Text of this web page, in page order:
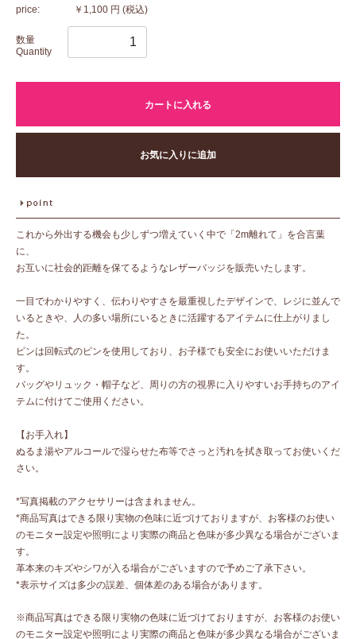
price:
￥1,100 円 (税込)
数量
Quantity
カートに入れる
お気に入りに追加
これから外出する機会も少しずつ増えていく中で「2m離れて」を合言葉
に、
お互いに社会的距離を保てるようなレザーバッジを販売いたします。
一目でわかりやすく、伝わりやすさを最重視したデザインで、レジに並んで
いるときや、人の多い場所にいるときに活躍するアイテムに仕上がりまし
た。
ピンは回転式のピンを使用しており、お子様でも安全にお使いいただけま
す。
バッグやリュック・帽子など、周りの方の視界に入りやすいお手持ちのアイ
テムに付けてご使用ください。
【お手入れ】
ぬるま湯やアルコールで湿らせた布等でさっと汚れを拭き取ってお使いくだ
さい。
*写真掲載のアクセサリーは含まれません。
*商品写真はできる限り実物の色味に近づけておりますが、お客様のお使い
のモニター設定や照明により実際の商品と色味が多少異なる場合がございま
す。
革本来のキズやシワが入る場合がございますので予めご了承下さい。
*表示サイズは多少の誤差、個体差のある場合があります。
※商品写真はできる限り実物の色味に近づけておりますが、お客様のお使い
のモニター設定や照明により実際の商品と色味が多少異なる場合がございま